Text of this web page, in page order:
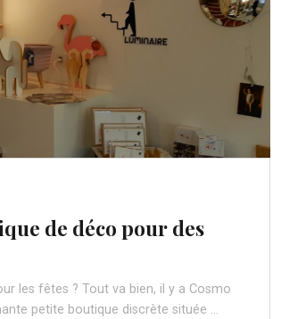
de déco pour des
les fêtes ? Tout va bien, il y a Cosmo
petite boutique discrète située …